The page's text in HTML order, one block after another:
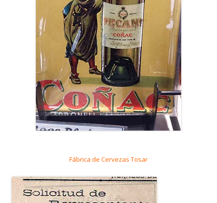
Fábrica de Cervezas Tosar